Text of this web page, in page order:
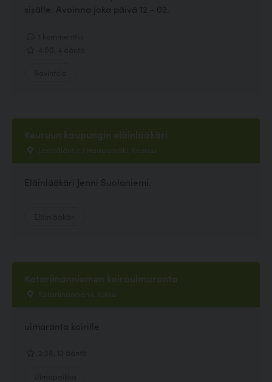
sisälle. Avoinna joka päivä 12 - 02.
Keuruun kaupungin eläinlääkäri
Leppäläntie 1 Haapamäki, Keuruu
Eläinlääkäri Jenni Suolaniemi.
Katariinanniemen koirauimaranta
Katariinanniemi, Kotka
uimaranta koirille